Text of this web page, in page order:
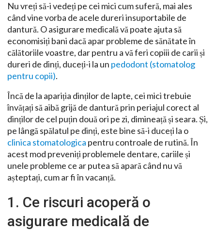
Nu vreți să-i vedeți pe cei mici cum suferă, mai ales
când vine vorba de acele dureri insuportabile de
dantură. O asigurare medicală vă poate ajuta să
economisiți bani dacă apar probleme de sănătate în
călătoriile voastre, dar pentru a vă feri copiii de carii și
dureri de dinți, duceți-i la un pedodont (stomatolog
pentru copii).
Încă de la apariția dinților de lapte, cei mici trebuie
învățați să aibă grijă de dantură prin periajul corect al
dinților de cel puțin două ori pe zi, dimineață și seara. Și,
pe lângă spălatul pe dinți, este bine să-i duceți la o
clinica stomatologica pentru controale de rutină. În
acest mod preveniți problemele dentare, cariile și
unele probleme ce ar putea să apară când nu vă
așteptați, cum ar fi în vacanță.
1. Ce riscuri acoperă o
asigurare medicală de